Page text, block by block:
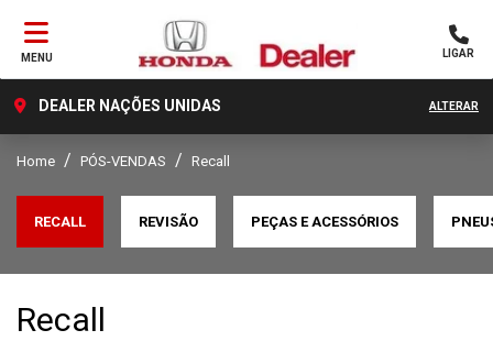
MENU LIGAR
DEALER NAÇÕES UNIDAS ALTERAR
Home PÓS-VENDAS Recall
REVISÃO PEÇAS E ACESSÓRIOS
RECALL
Recall